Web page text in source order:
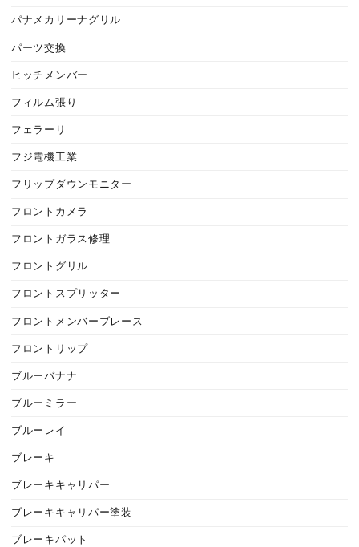
パナメカリーナグリル
パーツ交換
ヒッチメンバー
フィルム張り
フェラーリ
フジ電機工業
フリップダウンモニター
フロントカメラ
フロントガラス修理
フロントグリル
フロントスプリッター
フロントメンバーブレース
フロントリップ
ブルーバナナ
ブルーミラー
ブルーレイ
ブレーキ
ブレーキキャリパー
ブレーキキャリパー塗装
ブレーキパット